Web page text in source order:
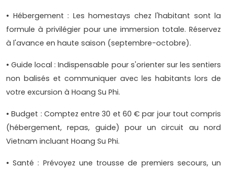
• Hébergement : Les homestays chez l'habitant sont la
formule à privilégier pour une immersion totale. Réservez
à l'avance en haute saison (septembre-octobre).
• Guide local : Indispensable pour s'orienter sur les sentiers
non balisés et communiquer avec les habitants lors de
votre excursion à Hoang Su Phi.
• Budget : Comptez entre 30 et 60 € par jour tout compris
(hébergement, repas, guide) pour un circuit au nord
Vietnam incluant Hoang Su Phi.
• Santé : Prévoyez une trousse de premiers secours, un